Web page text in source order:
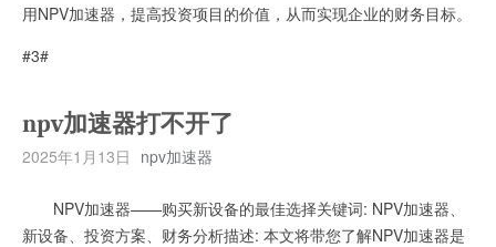
用NPV加速器，提高投资项目的价值，从而实现企业的财务目标。
#3#
npv加速器打不开了
2025年1月13日 npv加速器
NPV加速器——购买新设备的最佳选择关键词: NPV加速器、
新设备、投资方案、财务分析描述: 本文将带您了解NPV加速器是